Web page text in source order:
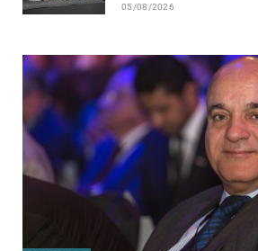
05/08/2026